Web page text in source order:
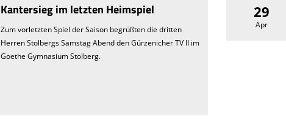
Kantersieg im letzten Heimspiel
Zum vorletzten Spiel der Saison begrüßten die dritten
Herren Stolbergs Samstag Abend den Gürzenicher TV II im
Goethe Gymnasium Stolberg.
29
Apr